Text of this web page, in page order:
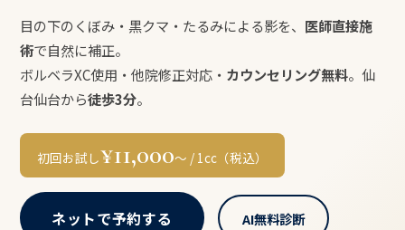
目の下のくぼみ・黒クマ・たるみによる影を、 医師直接施
術で自然に補正。
ボルベラXC使用・他院修正対応・ カウンセリング無料。仙
台仙台から徒歩3分。
初回お試し¥11,000〜 / 1cc（税込）
ネットで予約する AI無料診断